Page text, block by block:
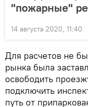
"пожарные"
14 августа 2020, 11:40
Для расчетов не
рынка была
освободить
подключить
путь от